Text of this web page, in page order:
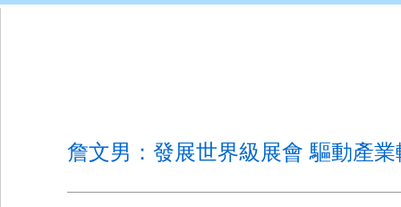
詹文男：發展世界級展會 驅動產